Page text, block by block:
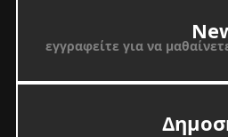
εγγραφείτε για να